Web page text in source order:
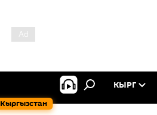
Кыргызстан
КЫРГ